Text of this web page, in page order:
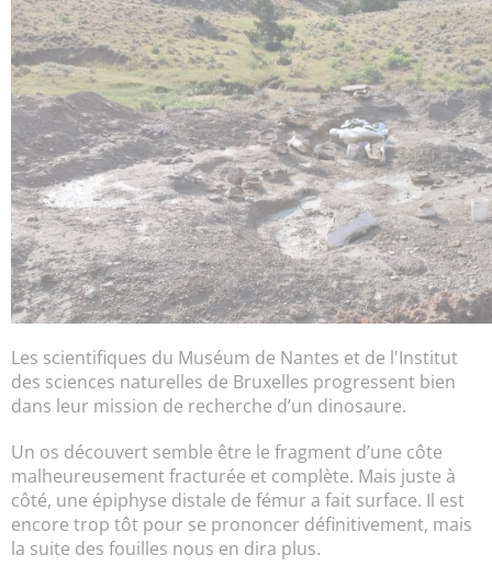
Les scientifiques du Muséum de Nantes et de l'Institut
des sciences naturelles de Bruxelles progressent bien
dans leur mission de recherche d’un dinosaure.
Un os découvert semble être le fragment d’une côte
malheureusement fracturée et complète. Mais juste à
côté, une épiphyse distale de fémur a fait surface. Il est
encore trop tôt pour se prononcer définitivement, mais
la suite des fouilles nous en dira plus.